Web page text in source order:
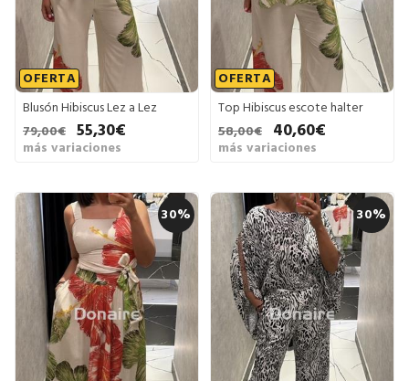
OFERTA
Blusón Hibiscus Lez a Lez
79,00€ 55,30€
más variaciones
OFERTA
Top Hibiscus escote halter
58,00€
40,60€
más variaciones
30% 30%